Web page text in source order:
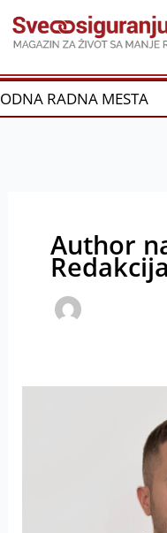
на
садржај
RADNA MESTA
Author
Redakcija